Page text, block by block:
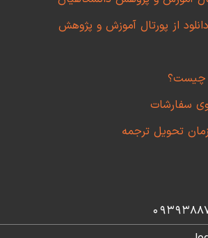
از پورتال آموزش و پژوهش
چیست؟
سفارشات
تحویل ترجمه